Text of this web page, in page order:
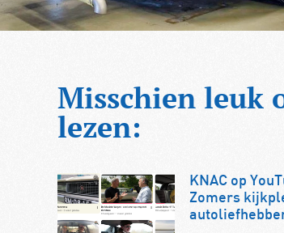
Misschien leuk
lezen:
KNAC op
Zomers